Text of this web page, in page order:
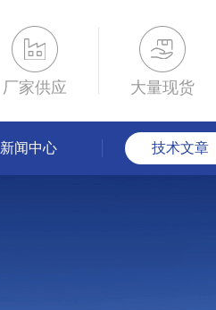
厂家供应 大量现货
新闻中心 技术文章